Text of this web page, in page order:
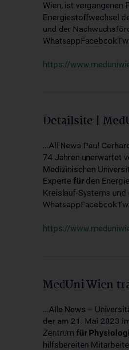
Wien, ist vergangenen
Energiestoffwechsel
und der
https://
Detailsite |
...All News Paul
74 Jahren unerwartet
Medizinischen
Experte für den
Kreislauf-Systems
https://
MedUni Wien
...Alle News –
der am 21. Mai 2023
Zentrum für
hilfsbereiten